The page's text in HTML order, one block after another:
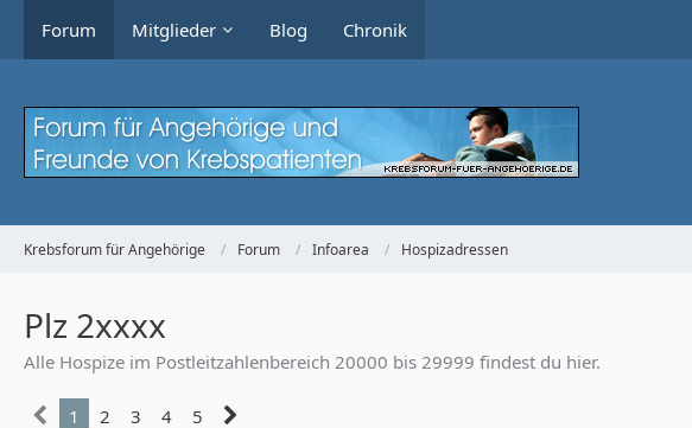
Forum Mitglieder Blog Chronik
Krebsforum für Angehörige Forum Infoarea Hospizadressen
Plz 2xxxx
Alle Hospize im Postleitzahlenbereich 20000 bis 29999 findest du hier.
1 2 3 4 5